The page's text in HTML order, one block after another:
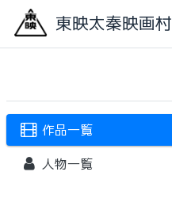
東映太秦映画村
作品一覧
人物一覧